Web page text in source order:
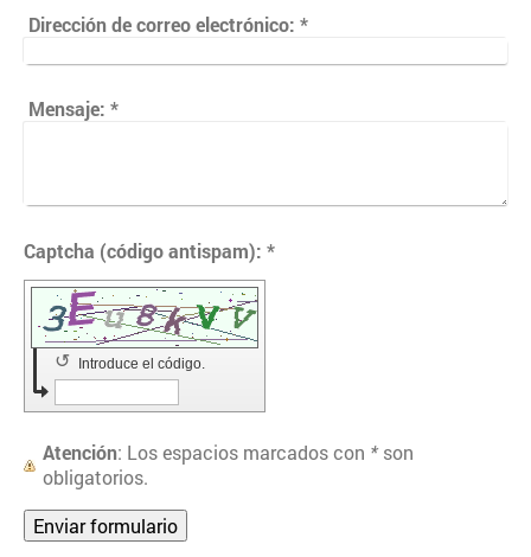
Dirección de correo electrónico: *
Mensaje: *
Captcha (código antispam): *
Introduce el código.
↺
Atención : Los espacios marcados con *son
obligatorios.